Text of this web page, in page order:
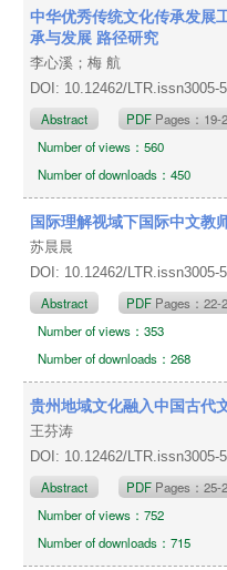
中华优秀传统文化传承发展
承与发展 路径研究
李心溪；梅 航
DOI: 10.12462/LTR.issn3005-
Abstract PDF Pages：19-
Number of views：560
Number of downloads：450
国际理解视域下国际中文教
苏晨晨
DOI: 10.12462/LTR.issn3005-
Abstract PDF Pages：22-
Number of views：353
Number of downloads：268
贵州地域文化融入中国古代
王芬涛
DOI: 10.12462/LTR.issn3005-
Abstract PDF Pages：25-
Number of views：752
Number of downloads：715